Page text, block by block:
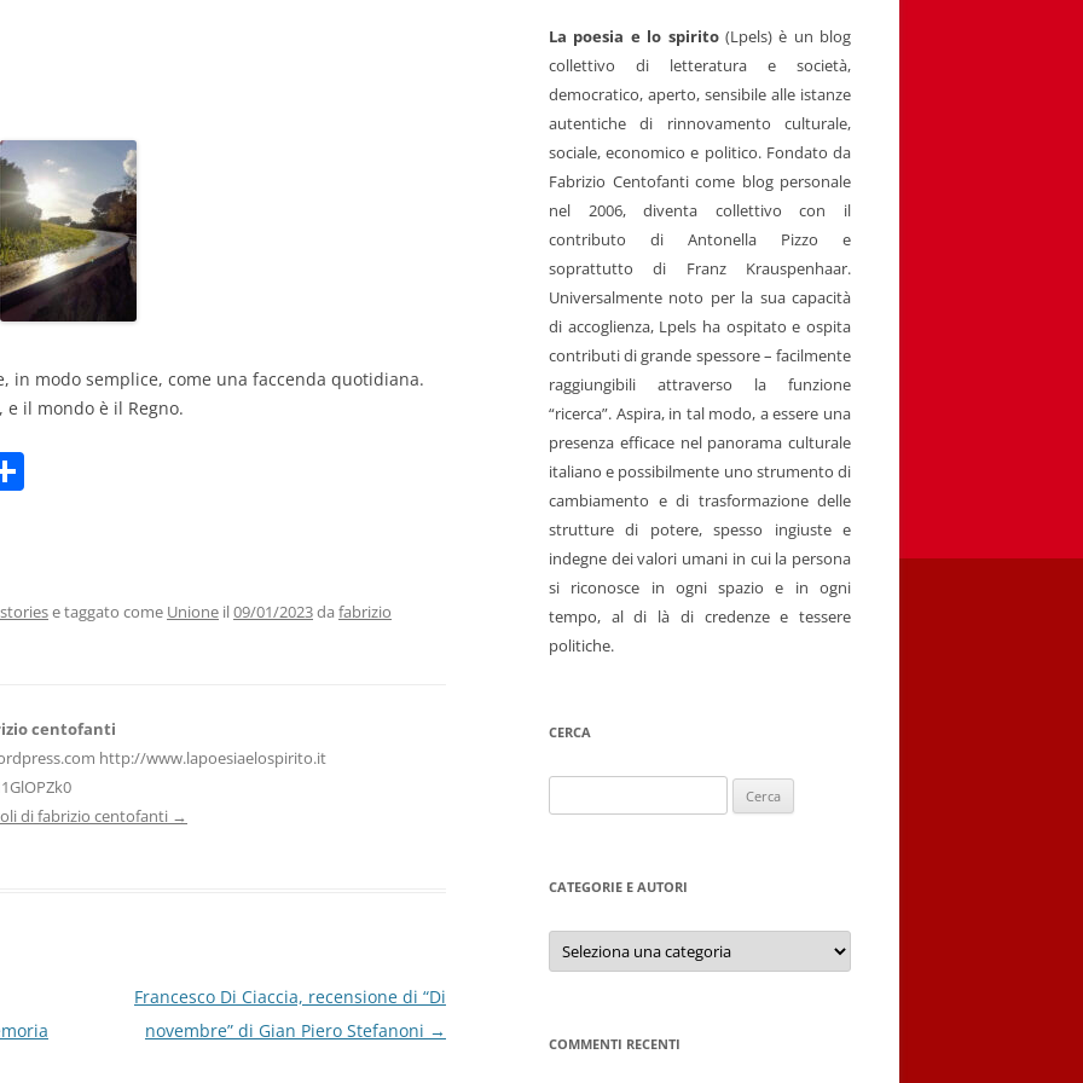
in modo semplice, come una faccenda quotidiana.
il mondo è il Regno.
vie taggato come Unione il09/01/2023da fabrizio
centofanti
http://www.lapoesiaelospirito.it
di fabrizio centofanti →
Francesco Di Ciaccia, recensione di “Di
novembre” di Gian Piero Stefanoni →
La poesia e lo spirito(Lpels) è un blog
collettivo di letteratura e società,
democratico, aperto, sensibile alle istanze
autentiche di rinnovamento culturale,
sociale, economico e politico. Fondato da
Fabrizio Centofanti come blog personale
nel 2006, diventa collettivo con il
contributo di Antonella Pizzo e
soprattutto di Franz Krauspenhaar.
Universalmente noto per la sua capacità
di accoglienza, Lpels ha ospitato e ospita
contributi di grande spessore – facilmente
raggiungibili attraverso la funzione
“ricerca”. Aspira, in tal modo, a essere una
presenza efficace nel panorama culturale
italiano e possibilmente uno strumento di
cambiamento e di trasformazione delle
strutture di potere, spesso ingiuste e
indegne dei valori umani in cui la persona
si riconosce in ogni spazio e in ogni
tempo, al di là di credenze e tessere
politiche.
CERCA
per:
CATEGORIE E AUTORI
Categorie
autori
COMMENTI RECENTI